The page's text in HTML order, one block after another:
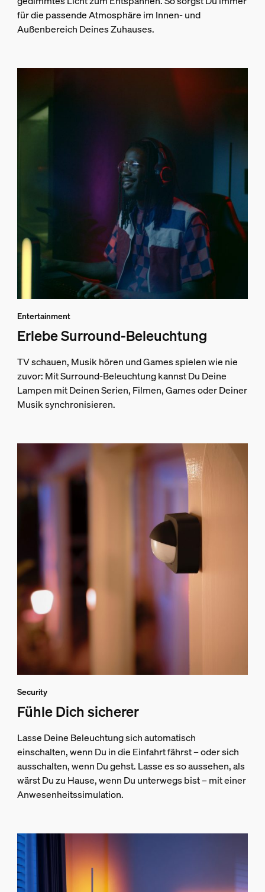
für die passende Atmosphäre im Innen- und
Außenbereich Deines Zuhauses.
Entertainment
Erlebe Surround-Beleuchtung
TV schauen, Musik hören und Games spielen wie nie
zuvor: Mit Surround-Beleuchtung kannst Du Deine
Lampen mit Deinen Serien, Filmen, Games oder Deiner
Musik synchronisieren.
Security
Fühle Dich sicherer
Lasse Deine Beleuchtung sich automatisch
einschalten, wenn Du in die Einfahrt fährst – oder sich
ausschalten, wenn Du gehst. Lasse es so aussehen, als
wärst Du zu Hause, wenn Du unterwegs bist – mit einer
Anwesenheitssimulation.